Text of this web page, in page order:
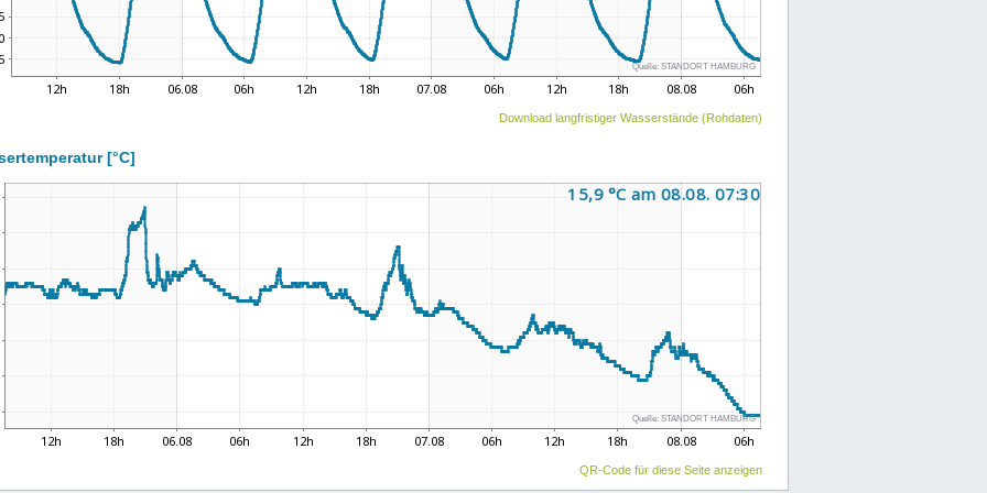
Download langfristiger Wasserstände (Rohdaten)
[°C]
QR-Code für diese Seite anzeigen